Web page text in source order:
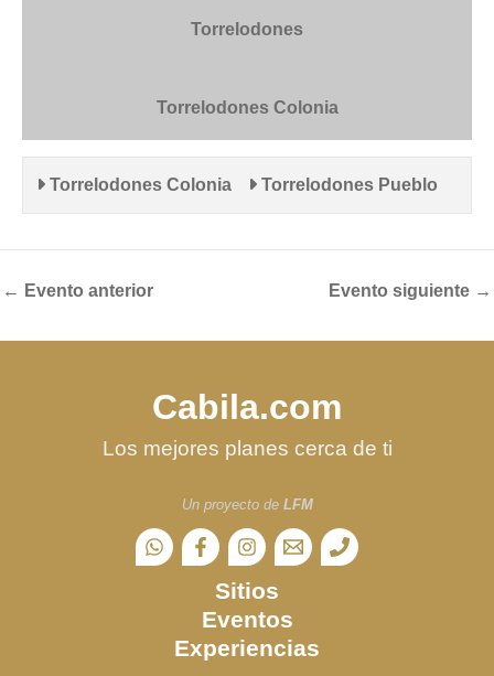
Torrelodones
Torrelodones Colonia
Torrelodones Colonia Torrelodones Pueblo
← Evento anterior Evento siguiente →
Cabila.com
Los mejores planes cerca de ti
Un proyecto de LFM
Sitios
Eventos
Experiencias